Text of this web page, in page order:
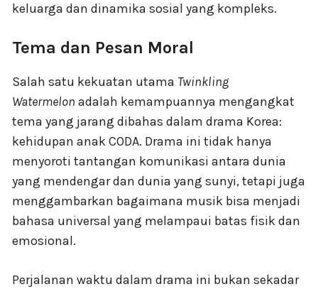
keluarga dan dinamika sosial yang kompleks.
Tema dan Pesan Moral
Salah satu kekuatan utama Twinkling
Watermelon adalah kemampuannya mengangkat
tema yang jarang dibahas dalam drama Korea:
kehidupan anak CODA. Drama ini tidak hanya
menyoroti tantangan komunikasi antara dunia
yang mendengar dan dunia yang sunyi, tetapi juga
menggambarkan bagaimana musik bisa menjadi
bahasa universal yang melampaui batas fisik dan
emosional.
Perjalanan waktu dalam drama ini bukan sekadar